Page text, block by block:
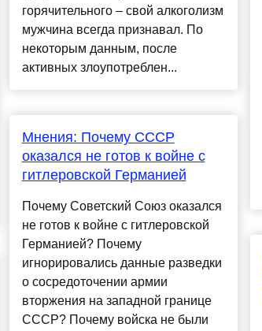
горячительного – свой алкоголизм
мужчина всегда признавал. По
некоторым данным, после
активных злоупотреблен...
Мнения: Почему СССР
оказался не готов к войне с
гитлеровской Германией
Почему Советский Союз оказался
не готов к войне с гитлеровской
Германией? Почему
игнорировались данные разведки
о сосредоточении армии
вторжения на западной границе
СССР? Почему войска не были